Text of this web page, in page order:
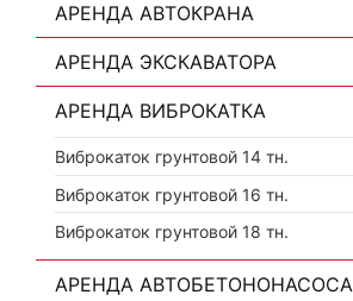
АРЕНДА АВТОКРАНА
АРЕНДА ЭКСКАВАТОРА
АРЕНДА ВИБРОКАТКА
Виброкаток грунтовой 14 тн.
Виброкаток грунтовой 16 тн.
Виброкаток грунтовой 18 тн.
АРЕНДА АВТОБЕТОНОНАСОСА